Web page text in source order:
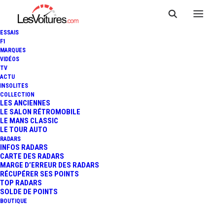
ESSAIS
F1
MARQUES
VIDÉOS
TV
ACTU
INSOLITES
COLLECTION
LES ANCIENNES
LE SALON RÉTROMOBILE
LE MANS CLASSIC
LE TOUR AUTO
RADARS
INFOS RADARS
CARTE DES RADARS
MARGE D’ERREUR DES RADARS
RÉCUPÉRER SES POINTS
TOP RADARS
SOLDE DE POINTS
BOUTIQUE
ENLÈVENT LE CHEVAL CABRÉ
», LUCA DI MONTEZEMOLO LA
7 Minutes